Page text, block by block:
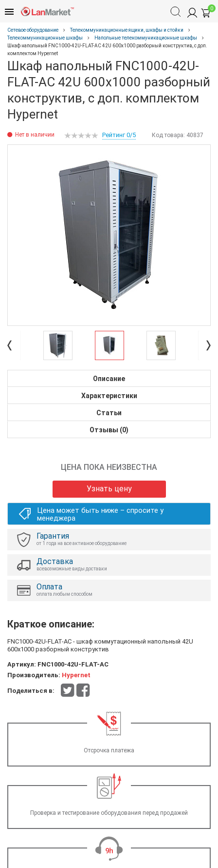
0
Сетевое оборудование
Телекоммуникационные ящики, шкафы и стойки
Телекоммуникационные шкафы
Напольные телекоммуникационные шкафы
Шкаф напольный FNC1000-42U-FLAT-AC 42U 600x1000 разборный конструктив, с доп.
комплектом Hypernet
Шкаф напольный FNC1000-42U-
FLAT-AC 42U 600x1000 разборный
конструктив, с доп. комплектом
Hypernet
Нет в наличии Код товара: 40837
Рейтинг 0/5
Описание
Характеристики
Статьи
Отзывы (0)
ЦЕНА ПОКА НЕИЗВЕСТНА
Узнать цену
Цена может быть ниже – спросите у
менеджера
Гарантия
от 1 года на все активное оборудование
Доставка
всевозможные виды доставки
Оплата
оплата любым способом
Краткое описание:
FNC1000-42U-FLAT-AC - шкаф коммутационный напольный 42U
600x1000 разборный конструктив
Артикул: FNC1000-42U-FLAT-AC
Производитель: Hypernet
Поделиться в:
Отсрочка платежа
Проверка и тестирование оборудования перед продажей